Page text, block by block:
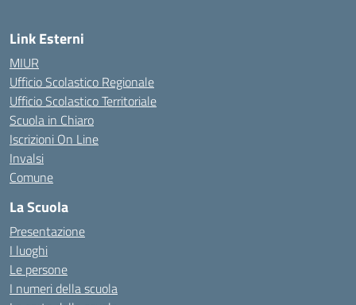
Link Esterni
MIUR
Ufficio Scolastico Regionale
Ufficio Scolastico Territoriale
Scuola in Chiaro
Iscrizioni On Line
Invalsi
Comune
La Scuola
Presentazione
I luoghi
Le persone
I numeri della scuola